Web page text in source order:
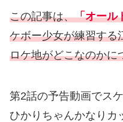
この記事は、「オール
ケボー少女が練習する
ロケ地がどこなのかに
第2話の予告動画でス
ひかりちゃんかなりカ